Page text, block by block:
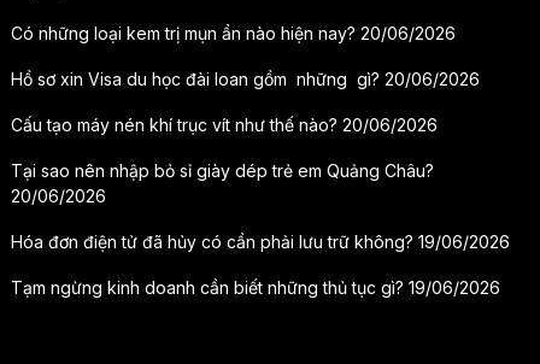
Có những loại kem trị mụn ẩn nào hiện nay? 20/06/2026
Hồ sơ xin Visa du học đài loan gồm những gì? 20/06/2026
Cấu tạo máy nén khí trục vít như thế nào? 20/06/2026
Tại sao nên nhập bỏ sỉ giày dép trẻ em Quảng Châu?
20/06/2026
Hóa đơn điện tử đã hủy có cần phải lưu trữ không? 19/06/2026
Tạm ngừng kinh doanh cần biết những thủ tục gì? 19/06/2026